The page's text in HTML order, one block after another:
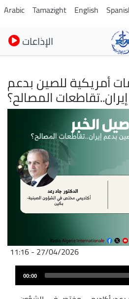
Skip
to
main
Arabic Tamazight English
الإذاعات
أمريكية للصين بدعم
إيران..تقاطعات المصالح؟
27/04/2026 - 11:16
00:00